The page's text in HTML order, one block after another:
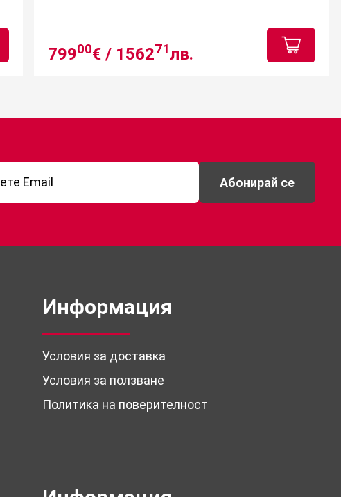
79900€ / 156271лв.
Абонирай се
Информация
Условия за доставка
Условия за ползване
Политика на поверителност